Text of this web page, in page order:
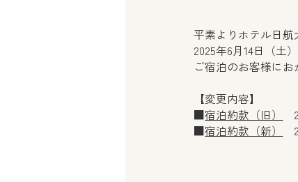
平素よりホテル日航
2025年6月14日（土
ご宿泊のお客様に
【変更内容】
■宿泊約款（旧）
■宿泊約款（新）